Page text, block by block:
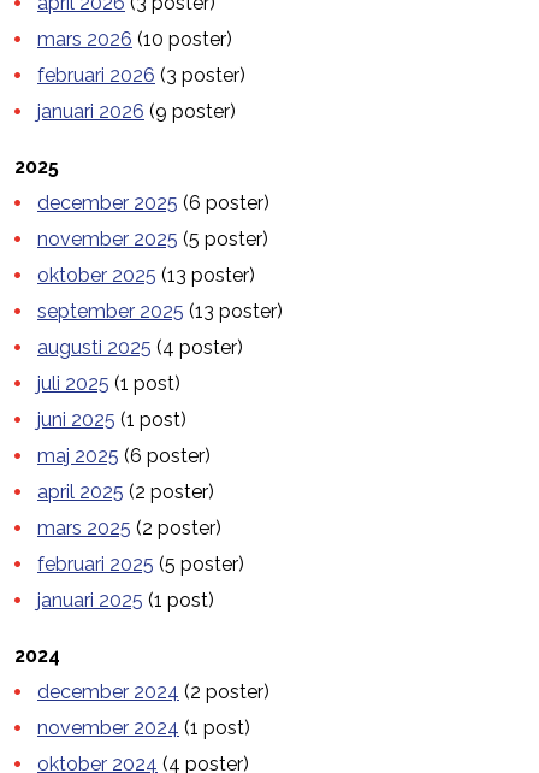
mars 2026 (10 poster)
februari 2026 (3 poster)
januari 2026 (9 poster)
2025
december 2025 (6 poster)
november 2025 (5 poster)
oktober 2025 (13 poster)
september 2025 (13 poster)
augusti 2025 (4 poster)
juli 2025 (1 post)
juni 2025 (1 post)
maj 2025 (6 poster)
april 2025 (2 poster)
mars 2025 (2 poster)
februari 2025 (5 poster)
januari 2025 (1 post)
2024
december 2024 (2 poster)
november 2024 (1 post)
oktober 2024 (4 poster)